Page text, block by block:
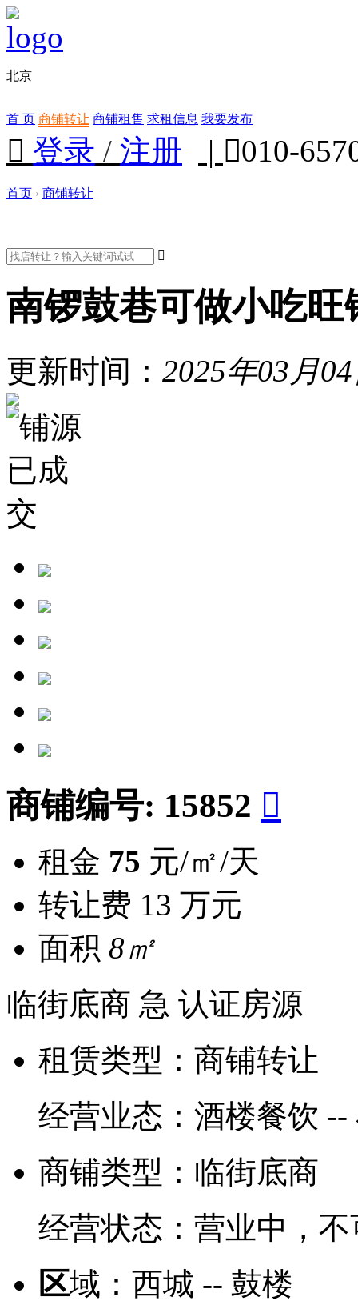
北京
首 页 商铺转让 商铺租售 求租信息 我要发布
 登录 / 注册 | 010-
首页 › 商铺转让

南锣鼓巷可做小吃
更新时间： 2025年03月
商铺编号: 15852 
租金 75 元/㎡/天
转让费 13 万元
面积 8㎡
临街底商 急 认证房源
租赁类型： 商铺转让
经营业态： 酒楼餐饮 --
商铺类型： 临街底商
经营状态： 营业中，
区域： 西城 -- 鼓楼